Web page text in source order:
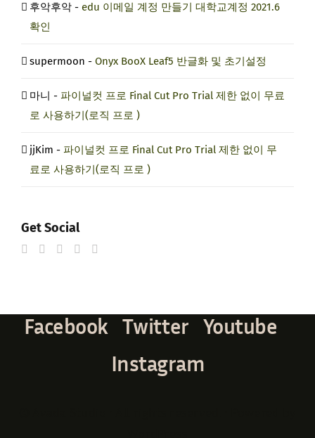
후악후악 - edu 이메일 계정 만들기 대학교계정 2021.6
확인
supermoon - Onyx BooX Leaf5 반글화 및 초기설정
마니 - 파이널컷 프로 Final Cut Pro Trial 제한 없이 무료
로 사용하기(로직 프로 )
jjKim - 파이널컷 프로 Final Cut Pro Trial 제한 없이 무
료로 사용하기(로직 프로 )
Get Social
Facebook Twitter Youtube
Instagram